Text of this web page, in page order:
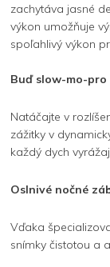
zachytáva jasné
výkon umožňuje
spoľahlivý výkon
Buď slow-mo-pro
Natáčajte v
zážitky v
každý dych
Oslnivé nočné
Vďaka
snímky čistotou a